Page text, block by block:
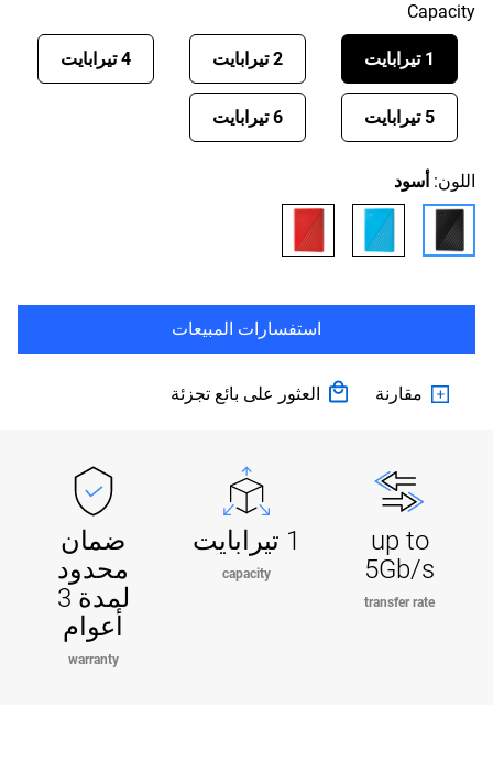
Capacity
1 تيرابايت 2 تيرابايت 4 تيرابايت
5 تيرابايت 6 تيرابايت
اللون: أسود
استفسارات المبيعات
مقارنة العثور على بائع تجزئة
up to
5Gb/s
transfer rate
1 تيرابايت
capacity
ضمان
محدود
لمدة 3
أعوام
warranty